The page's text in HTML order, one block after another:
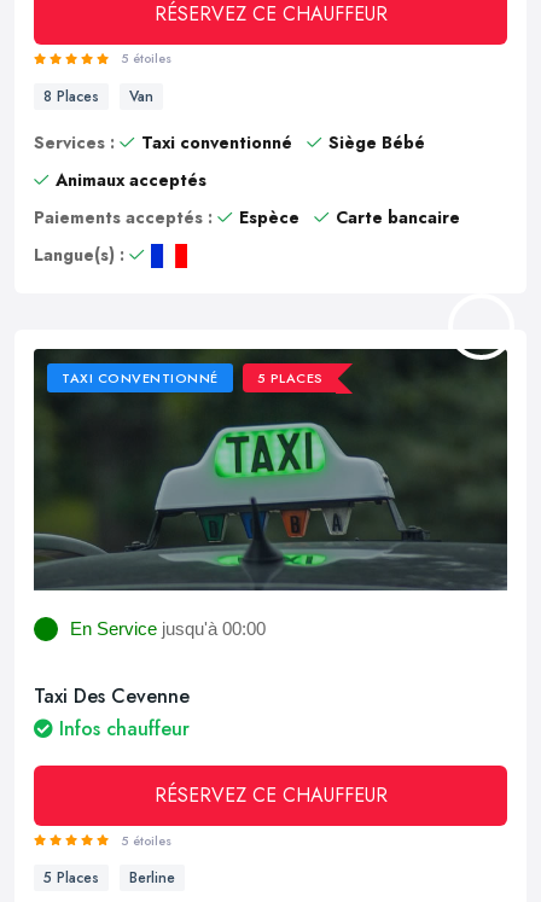
RÉSERVEZ CE CHAUFFEUR
5 étoiles
8 Places Van
Services : Taxi conventionné
Siège Bébé
Animaux acceptés
Paiements acceptés :
Espèce
Carte bancaire
Langue(s) :
TAXI CONVENTIONNÉ 5 PLACES
En Service jusqu'à 00:00
Taxi Des Cevenne
Infos chauffeur
RÉSERVEZ CE CHAUFFEUR
5 étoiles
5 Places Berline